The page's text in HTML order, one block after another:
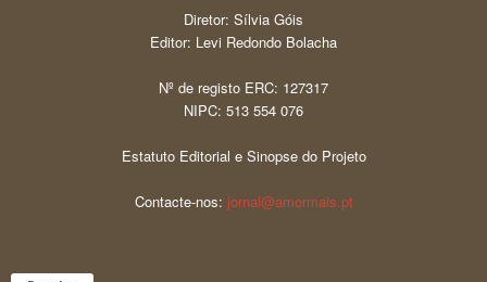
Diretor: Sílvia Góis
Editor: Levi Redondo Bolacha
Nº de registo ERC: 127317
NIPC: 513 554 076
Estatuto Editorial e Sinopse do Projeto
Contacte-nos: jornal@amormais.pt